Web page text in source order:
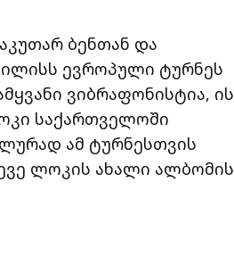
ბენთან და
ევროპული ტურნეს
ვიბრაფონისტია, ის
საქართველოში
ამ ტურნესთვის
ლოკის ახალი ალბომის